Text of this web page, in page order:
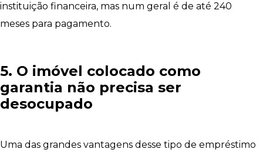
instituição financeira, mas num geral é de até 240
meses para pagamento.
5. O imóvel colocado como
garantia não precisa ser
desocupado
Uma das grandes vantagens desse tipo de empréstimo